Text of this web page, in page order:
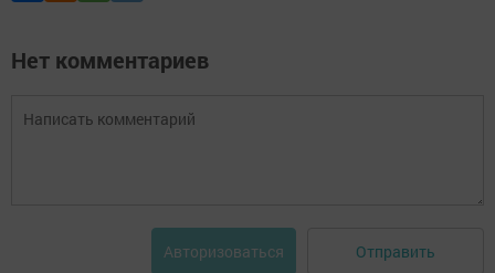
Нет комментариев
Авторизоваться Отправить